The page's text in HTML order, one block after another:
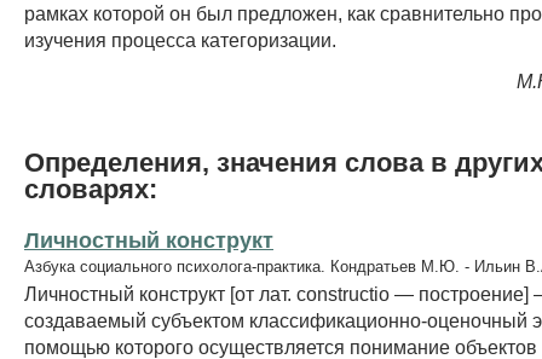
рамках которой он был предложен, как сравнительно
изучения процесса категоризации.
Определения, значения слова в
словарях:
Личностный конструкт
Азбука социального психолога-практика. Кондратьев М.Ю. - Ильин
Личностный конструкт [от лат. constructio — построение]
создаваемый субъектом классификационно-оценочный
помощью которого осуществляется понимание объектов